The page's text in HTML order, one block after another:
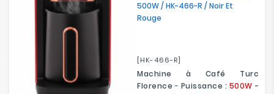
500W / HK-466-R / Noir Et
Rouge
[HK-466-R]
Machine à Café Turc
Florence - Puissance : 500W -